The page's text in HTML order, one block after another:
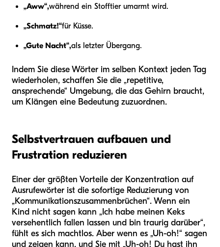
„Aww“,während ein Stofftier umarmt wird.
„Schmatz!“für Küsse.
„Gute Nacht“,als letzter Übergang.
Indem Sie diese Wörter im selben Kontext jeden Tag
wiederholen, schaffen Sie die „repetitive,
ansprechende“ Umgebung, die das Gehirn braucht,
um Klängen eine Bedeutung zuzuordnen.
Selbstvertrauen aufbauen und
Frustration reduzieren
Einer der größten Vorteile der Konzentration auf
Ausrufewörter ist die sofortige Reduzierung von
„Kommunikationszusammenbrüchen“. Wenn ein
Kind nicht sagen kann „Ich habe meinen Keks
versehentlich fallen lassen und bin traurig darüber“,
fühlt es sich machtlos. Aber wenn es „Uh-oh!“ sagen
und zeigen kann, und Sie mit „Uh-oh! Du hast ihn